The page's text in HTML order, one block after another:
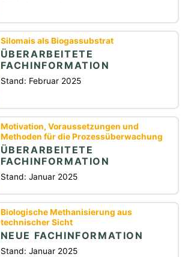
Silomais als Biogassubstrat
ÜBERARBEITETE
FACHINFORMATION
Stand: Februar 2025
Motivation, Voraussetzungen und
Methoden für die Prozessüberwachung
ÜBERARBEITETE
FACHINFORMATION
Stand: Januar 2025
Biologische Methanisierung aus
technischer Sicht
NEUE FACHINFORMATION
Stand: Januar 2025